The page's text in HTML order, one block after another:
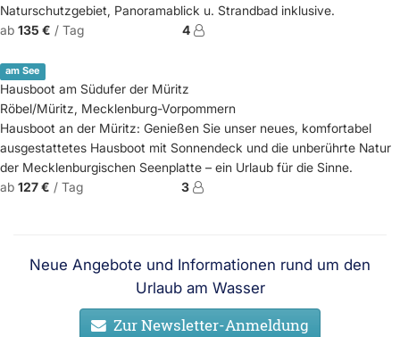
Naturschutzgebiet, Panoramablick u. Strandbad inklusive.
ab 135 € / Tag 4
am See
Hausboot am Südufer der Müritz
Röbel/Müritz, Mecklenburg-Vorpommern
Hausboot an der Müritz: Genießen Sie unser neues, komfortabel
ausgestattetes Hausboot mit Sonnendeck und die unberührte Natur
der Mecklenburgischen Seenplatte – ein Urlaub für die Sinne.
ab 127 € / Tag 3
Neue Angebote und Informationen rund um den
Urlaub am Wasser
Zur Newsletter-Anmeldung